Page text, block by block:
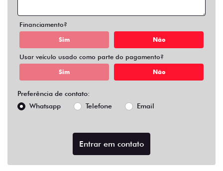
Opcionais
Abs
Air Bag
Ar Condicionado